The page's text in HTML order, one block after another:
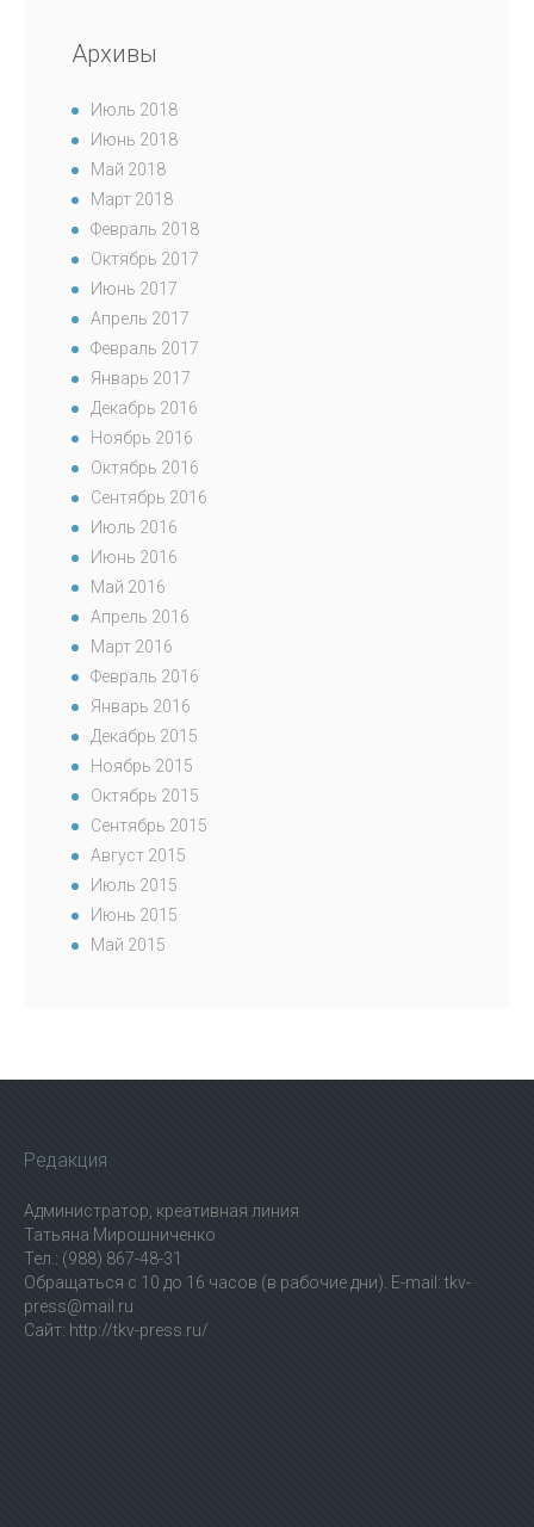
Архивы
Июль 2018
Июнь 2018
Май 2018
Март 2018
Февраль 2018
Октябрь 2017
Июнь 2017
Апрель 2017
Февраль 2017
Январь 2017
Декабрь 2016
Ноябрь 2016
Октябрь 2016
Сентябрь 2016
Июль 2016
Июнь 2016
Май 2016
Апрель 2016
Март 2016
Февраль 2016
Январь 2016
Декабрь 2015
Ноябрь 2015
Октябрь 2015
Сентябрь 2015
Август 2015
Июль 2015
Июнь 2015
Май 2015
Редакция
Администратор, креативная линия
Татьяна Мирошниченко
Тел.: (988) 867-48-31
Обращаться с 10 до 16 часов (в рабочие дни). E-mail: tkv-
press@mail.ru
Сайт: http://tkv-press.ru/